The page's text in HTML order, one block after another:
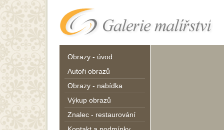
Obrazy - úvod
Autoři obrazů
Obrazy - nabídka
Výkup obrazů
Znalec - restaurování